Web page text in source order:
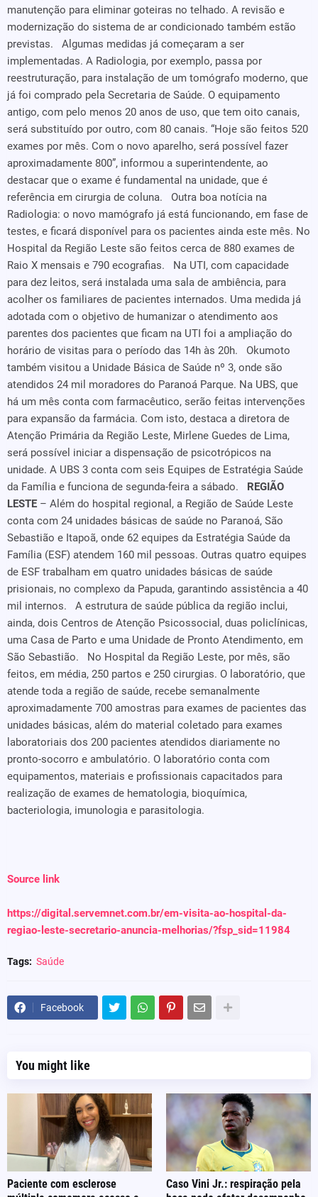
manutenção para eliminar goteiras no telhado. A revisão e
modernização do sistema de ar condicionado também estão
previstas. Algumas medidas já começaram a ser
implementadas. A Radiologia, por exemplo, passa por
reestruturação, para instalação de um tomógrafo moderno, que
já foi comprado pela Secretaria de Saúde. O equipamento
antigo, com pelo menos 20 anos de uso, que tem oito canais,
será substituído por outro, com 80 canais. “Hoje são feitos 520
exames por mês. Com o novo aparelho, será possível fazer
aproximadamente 800”, informou a superintendente, ao
destacar que o exame é fundamental na unidade, que é
referência em cirurgia de coluna. Outra boa notícia na
Radiologia: o novo mamógrafo já está funcionando, em fase de
testes, e ficará disponível para os pacientes ainda este mês. No
Hospital da Região Leste são feitos cerca de 880 exames de
Raio X mensais e 790 ecografias. Na UTI, com capacidade
para dez leitos, será instalada uma sala de ambiência, para
acolher os familiares de pacientes internados. Uma medida já
adotada com o objetivo de humanizar o atendimento aos
parentes dos pacientes que ficam na UTI foi a ampliação do
horário de visitas para o período das 14h às 20h. Okumoto
também visitou a Unidade Básica de Saúde nº 3, onde são
atendidos 24 mil moradores do Paranoá Parque. Na UBS, que
há um mês conta com farmacêutico, serão feitas intervenções
para expansão da farmácia. Com isto, destaca a diretora de
Atenção Primária da Região Leste, Mirlene Guedes de Lima,
será possível iniciar a dispensação de psicotrópicos na
unidade. A UBS 3 conta com seis Equipes de Estratégia Saúde
da Família e funciona de segunda-feira a sábado. REGIÃO
LESTE – Além do hospital regional, a Região de Saúde Leste
conta com 24 unidades básicas de saúde no Paranoá, São
Sebastião e Itapoã, onde 62 equipes da Estratégia Saúde da
Família (ESF) atendem 160 mil pessoas. Outras quatro equipes
de ESF trabalham em quatro unidades básicas de saúde
prisionais, no complexo da Papuda, garantindo assistência a 40
mil internos. A estrutura de saúde pública da região inclui,
ainda, dois Centros de Atenção Psicossocial, duas policlínicas,
uma Casa de Parto e uma Unidade de Pronto Atendimento, em
São Sebastião. No Hospital da Região Leste, por mês, são
feitos, em média, 250 partos e 250 cirurgias. O laboratório, que
atende toda a região de saúde, recebe semanalmente
aproximadamente 700 amostras para exames de pacientes das
unidades básicas, além do material coletado para exames
laboratoriais dos 200 pacientes atendidos diariamente no
pronto-socorro e ambulatório. O laboratório conta com
equipamentos, materiais e profissionais capacitados para
realização de exames de hematologia, bioquímica,
bacteriologia, imunologia e parasitologia.
Source link
https://digital.servemnet.com.br/em-visita-ao-hospital-da-
regiao-leste-secretario-anuncia-melhorias/?fsp_sid=11984
Tags: Saúde
Facebook
You might like
Paciente com esclerose
Caso Vini Jr.: respiração pela